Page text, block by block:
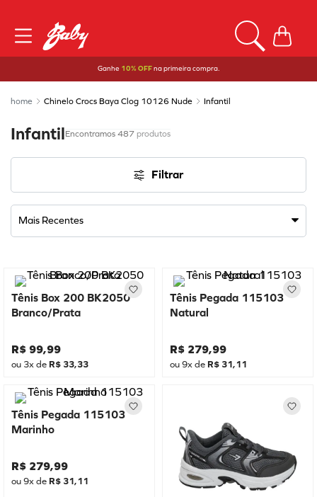
Ganhe 10% OFFna primeira compra.
Chinelo Crocs Baya Clog 10126 Nude Infantil
Infantil 487 produtos
Filtrar
Mais Recentes
Tênis Box 200 BK2050
Branco/Prata
R$ 99,99
ou 3x de R$ 33,33
Tênis Pegada 115103
Natural
R$ 279,99
ou9x de R$ 31,11
Tênis Pegada 115103
Marinho
R$ 279,99
ou9x de R$ 31,11